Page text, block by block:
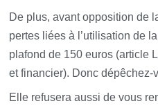
De plus, avant opposition de
pertes liées à l’utilisation de
plafond de 150 euros (article
et financier). Donc dépêchez-
Elle refusera aussi de vous